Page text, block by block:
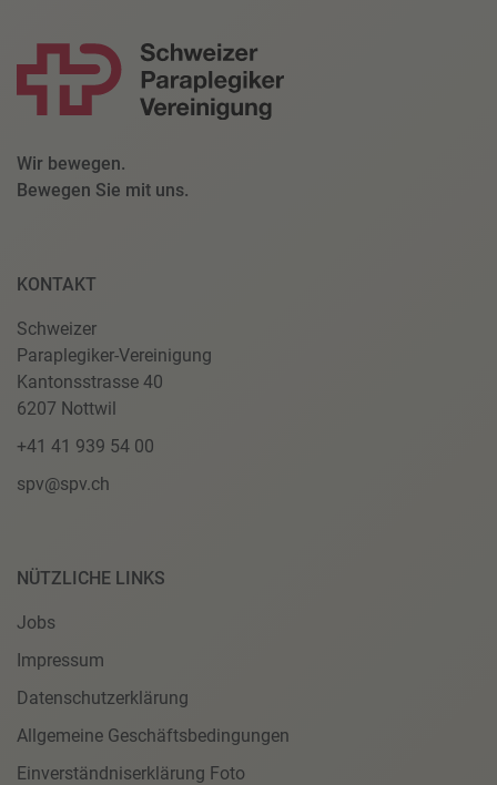
Wir bewegen.
Bewegen Sie mit uns.
KONTAKT
Schweizer
Paraplegiker-Vereinigung
Kantonsstrasse 40
6207 Nottwil
+41 41 939 54 00
spv@spv.ch
NÜTZLICHE LINKS
Jobs
Impressum
Datenschutzerklärung
Allgemeine Geschäftsbedingungen
Einverständniserklärung Foto